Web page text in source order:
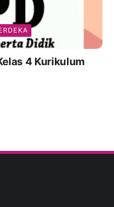
4 Kurikulum